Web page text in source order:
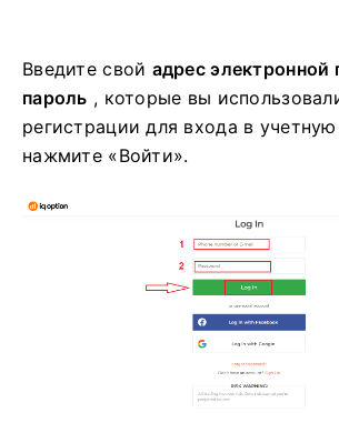
Введите свой адрес электронной
пароль , которые вы
регистрации для входа в
нажмите «Войти».